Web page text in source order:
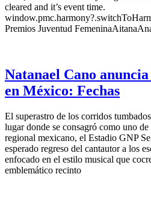
cleared and it’s event time.
Premios Juventud
Natanael Cano
en México: Fechas
El superastro de los corridos
lugar donde se consagró como uno
regional mexicano, el Estadio GNP
esperado regreso del cantautor a los
enfocado en el estilo musical que
emblemático recinto